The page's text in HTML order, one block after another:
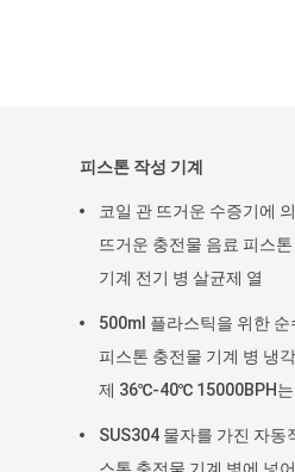
피스톤 작성 기계
코일 관 뜨거운 수증기에
뜨거운 충전물 음료 피스
기계 전기 병 살균제 열
500ml 플라스틱을 위한 순
피스톤 충전물 기계 병 냉
제 36℃-40℃ 15000BPH는
를 병에 넣었습니다
SUS304 물자를 가진 자동